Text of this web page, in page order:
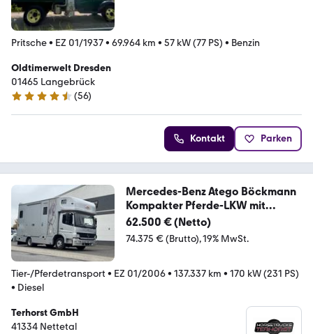
Pritsche• EZ 01/1937• 69.964 km • 57 kW (77 PS) • Benzin
Oldtimerwelt Dresden
01465 Langebrück
4.7 Sterne
(56)
Kontakt Parken
Mercedes-Benz Atego Böckmann
Kompakter Pferde-LKW mit
Wohnung
62.500 € (Netto)
74.375 € (Brutto) 19% MwSt.
Tier-/Pferdetransport • EZ 01/2006• 137.337 km • 170 kW (231 PS)
• Diesel
Terhorst GmbH
41334 Nettetal